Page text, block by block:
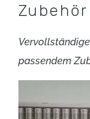
Zubehör
passendem